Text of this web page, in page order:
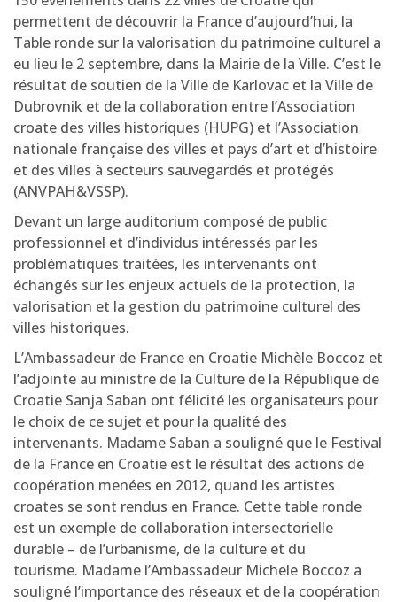
permettent de découvrir la France d’aujourd’hui, la
Table ronde sur la valorisation du patrimoine culturel a
eu lieu le 2 septembre, dans la Mairie de la Ville. C’est le
résultat de soutien de la Ville de Karlovac et la Ville de
Dubrovnik et de la collaboration entre l’Association
croate des villes historiques (HUPG) et l’Association
nationale française des villes et pays d’art et d’histoire
et des villes à secteurs sauvegardés et protégés
(ANVPAH&VSSP).
Devant un large auditorium composé de public
professionnel et d’individus intéressés par les
problématiques traitées, les intervenants ont
échangés sur les enjeux actuels de la protection, la
valorisation et la gestion du patrimoine culturel des
villes historiques.
L’Ambassadeur de France en Croatie Michèle Boccoz et
l’adjointe au ministre de la Culture de la République de
Croatie Sanja Saban ont félicité les organisateurs pour
le choix de ce sujet et pour la qualité des
intervenants. Madame Saban a souligné que le Festival
de la France en Croatie est le résultat des actions de
coopération menées en 2012, quand les artistes
croates se sont rendus en France. Cette table ronde
est un exemple de collaboration intersectorielle
durable – de l’urbanisme, de la culture et du
tourisme. Madame l’Ambassadeur Michele Boccoz a
souligné l’importance des réseaux et de la coopération